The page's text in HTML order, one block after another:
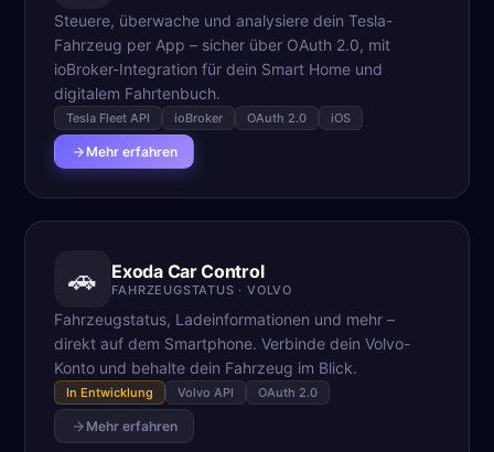
Steuere, überwache und analysiere dein Tesla-
Fahrzeug per App – sicher über OAuth 2.0, mit
ioBroker-Integration für dein Smart Home und
digitalem Fahrtenbuch.
Tesla Fleet API ioBroker OAuth 2.0 iOS
Mehr erfahren
🚗 Exoda Car Control
FAHRZEUGSTATUS · VOLVO
Fahrzeugstatus, Ladeinformationen und mehr –
direkt auf dem Smartphone. Verbinde dein Volvo-
Konto und behalte dein Fahrzeug im Blick.
In Entwicklung Volvo API OAuth 2.0
Mehr erfahren